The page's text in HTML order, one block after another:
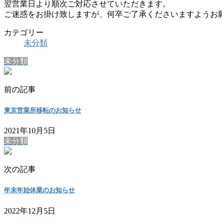
翌営業日より順次ご対応させていただきます。
ご迷惑をお掛け致しますが、何卒ご了承くださいますようお
カテゴリー
未分類
未分類
前の記事
東京営業所移転のお知らせ
2021年10月5日
未分類
次の記事
年末年始休業のお知らせ
2022年12月5日